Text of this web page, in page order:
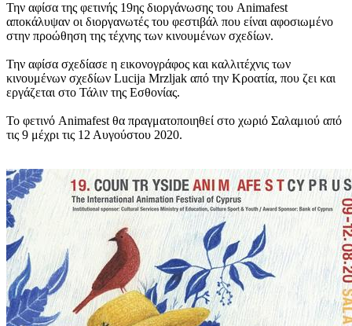
Την αφίσα της φετινής 19ης διοργάνωσης του Animafest
αποκάλυψαν οι διοργανωτές του φεστιβάλ που είναι αφοσιωμένο
στην προώθηση της τέχνης των κινουμένων σχεδίων.
Την αφίσα σχεδίασε η εικονογράφος και καλλιτέχνις των
κινουμένων σχεδίων Lucija Mrzljak από την Κροατία, που ζει και
εργάζεται στο Τάλιν της Εσθονίας.
Το φετινό Animafest θα πραγματοποιηθεί στο χωριό Σαλαμιού από
τις 9 μέχρι τις 12 Αυγούστου 2020.